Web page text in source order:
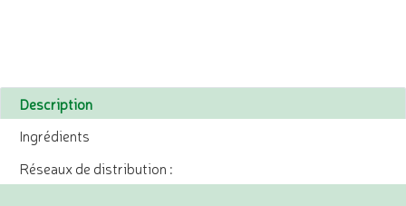
Description
Ingrédients
Réseaux de distribution :